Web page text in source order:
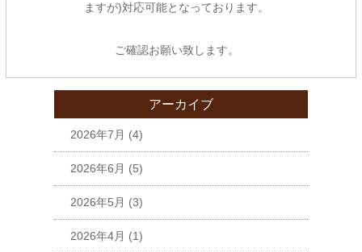
ますが)対応可能となっております。
ご確認お願い致します。
アーカイブ
2026年7月 (4)
2026年6月 (5)
2026年5月 (3)
2026年4月 (1)